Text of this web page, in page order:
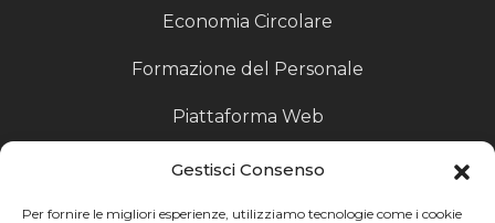
Gestisci Consenso
Per fornire le migliori esperienze, utilizziamo tecnologie come i cookie
Economia Circolare
Formazione del Personale
Piattaforma Web
Scouting fornitori
Produzione Particolari